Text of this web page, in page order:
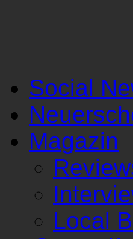
Social
Magazin
Local